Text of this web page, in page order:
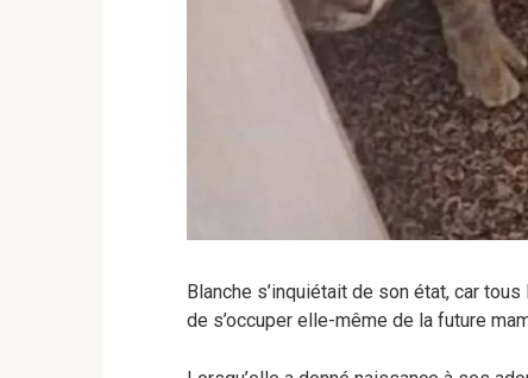
Blanche s’inquiétait de son état, car
de s’occuper elle-même de la future